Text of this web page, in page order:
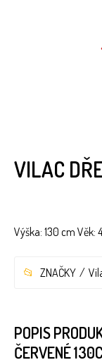
VILAC
Výška: 130 cm Věk:
ZNAČKY
POPIS
ČERVENÉ